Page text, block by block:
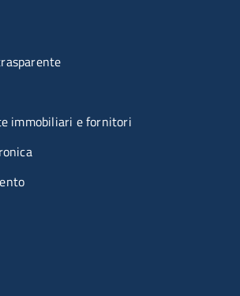
immobiliari e fornitori